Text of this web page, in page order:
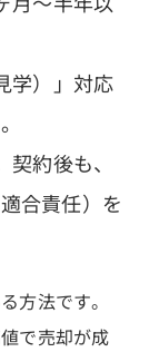
学）」対応
約後も、
合責任）を
方法です。
で売却が成